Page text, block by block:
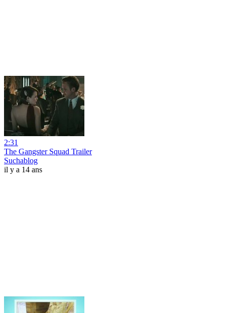
2:31
The Gangster Squad Trailer
Suchablog
il y a 14 ans